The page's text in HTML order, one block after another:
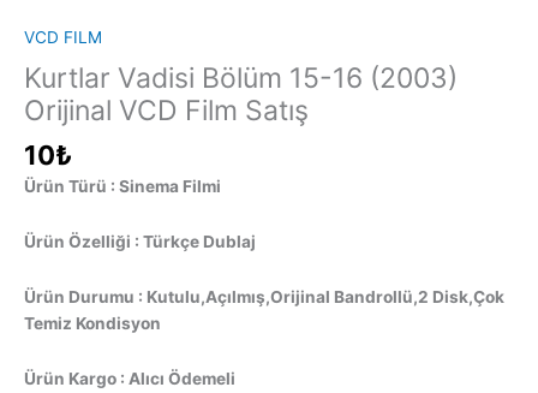
VCD FILM
Kurtlar Vadisi Bölüm 15-16 (2003)
Orijinal VCD Film Satış
10₺
Ürün Türü : Sinema Filmi
Ürün Özelliği : Türkçe Dublaj
Ürün Durumu : Kutulu,Açılmış,Orijinal Bandrollü,2 Disk,Çok
Temiz Kondisyon
Ürün Kargo : Alıcı Ödemeli